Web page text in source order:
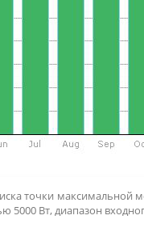
точки максимальной
Вт, диапазон